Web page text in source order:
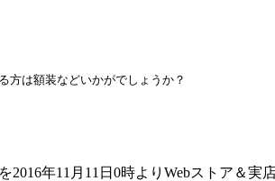
方は額装などいかがでしょうか？
2016年11月11日0時よりWebストア＆実